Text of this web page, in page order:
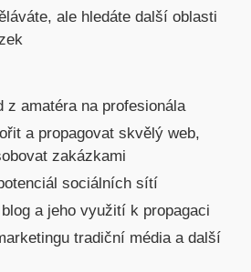
ale hledáte další oblasti
z amatéra na profesionála
a propagovat skvělý web,
zakázkami
sociálních sítí
a jeho využití k propagaci
tradiční média a další